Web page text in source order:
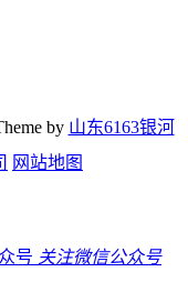
by 山东6163银河
网站地图
关注微信公众号